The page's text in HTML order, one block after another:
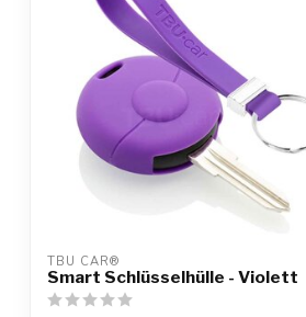
TBU CAR®
Smart Schlüsselhülle - Violett